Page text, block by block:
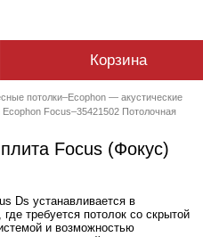
Корзина
потолки–Ecophon — акустические
Focus–35421502 Потолочная
Focus (Фокус)
Ds устанавливается в
требуется потолок со скрытой
и возможностью